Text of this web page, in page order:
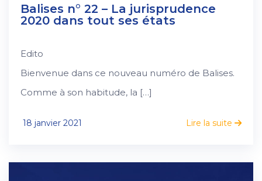
Balises n° 22 – La jurisprudence
2020 dans tout ses états
Edito
Bienvenue dans ce nouveau numéro de Balises.
Comme à son habitude, la […]
18 janvier 2021 Lire la suite